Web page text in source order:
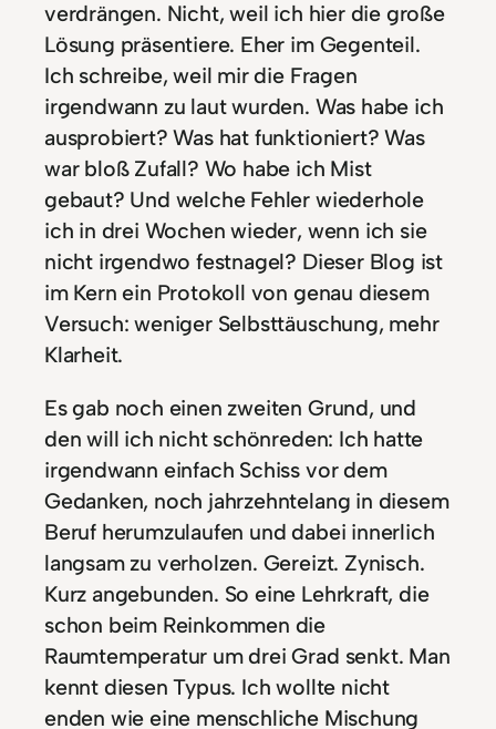
verdrängen. Nicht, weil ich hier die große
Lösung präsentiere. Eher im Gegenteil.
Ich schreibe, weil mir die Fragen
irgendwann zu laut wurden. Was habe ich
ausprobiert? Was hat funktioniert? Was
war bloß Zufall? Wo habe ich Mist
gebaut? Und welche Fehler wiederhole
ich in drei Wochen wieder, wenn ich sie
nicht irgendwo festnagel? Dieser Blog ist
im Kern ein Protokoll von genau diesem
Versuch: weniger Selbsttäuschung, mehr
Klarheit.
Es gab noch einen zweiten Grund, und
den will ich nicht schönreden: Ich hatte
irgendwann einfach Schiss vor dem
Gedanken, noch jahrzehntelang in diesem
Beruf herumzulaufen und dabei innerlich
langsam zu verholzen. Gereizt. Zynisch.
Kurz angebunden. So eine Lehrkraft, die
schon beim Reinkommen die
Raumtemperatur um drei Grad senkt. Man
kennt diesen Typus. Ich wollte nicht
enden wie eine menschliche Mischung